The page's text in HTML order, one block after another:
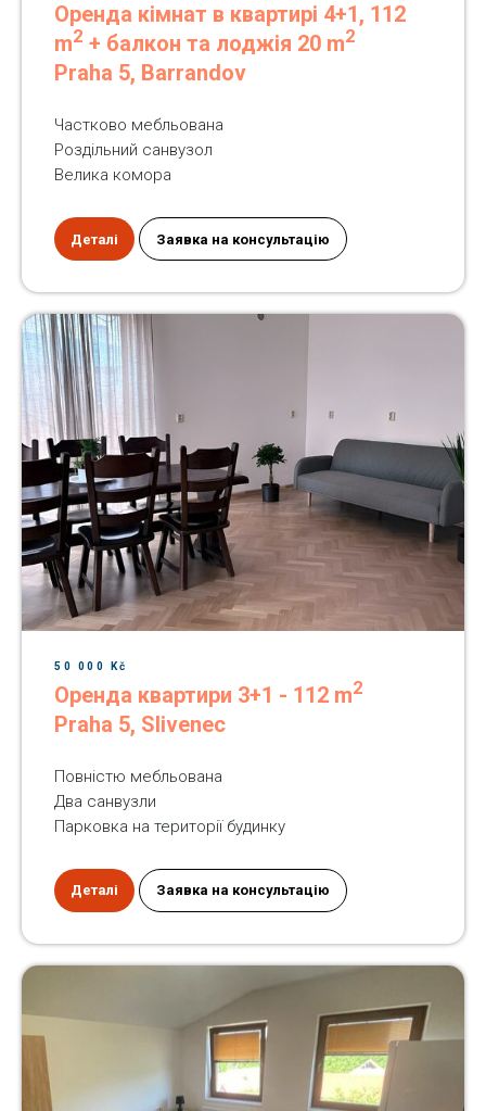
Оренда кімнат в квартирі 4+1, 112
m2 + балкон та лоджія 20 m2
Praha 5, Barrandov
Частково мебльована
Роздільний санвузол
Велика комора
Деталі Заявка на консультацію
50 000 Kč
Оренда квартири 3+1 - 112 m2
Praha 5, Slivenec
Повністю мебльована
Два санвузли
Парковка на території будинку
Деталі Заявка на консультацію